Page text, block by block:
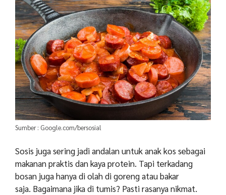
Sumber : Google.com/bersosial
Sosis juga sering jadi andalan untuk anak kos sebagai
makanan praktis dan kaya protein. Tapi terkadang
bosan juga hanya di olah di goreng atau bakar
saja. Bagaimana jika di tumis? Pasti rasanya nikmat.